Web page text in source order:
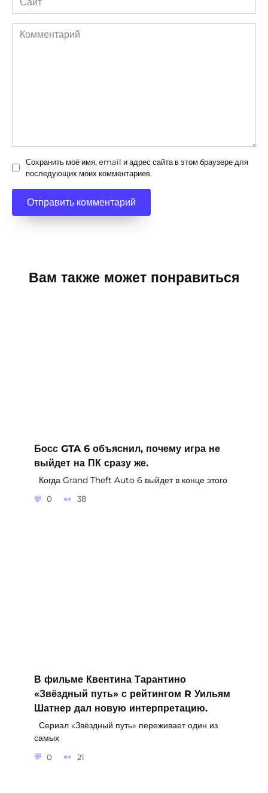
Комментарий
Сохранить моё имя, email и адрес сайта в этом браузере для
последующих моих комментариев.
Вам также может понравиться
Босс GTA 6 объяснил, почему игра не
выйдет на ПК сразу же.
Когда Grand Theft Auto 6 выйдет в конце этого
0 38
В фильме Квентина Тарантино
«Звёздный путь» с рейтингом R Уильям
Шатнер дал новую интерпретацию.
Сериал «Звёздный путь» переживает один из
самых
0 21